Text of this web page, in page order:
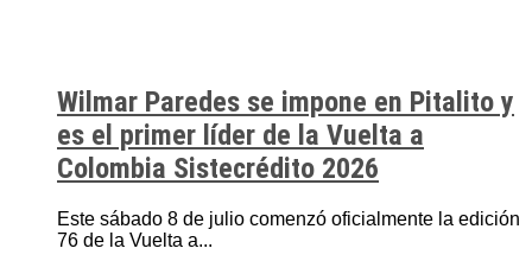
Wilmar Paredes se impone en Pitalito y
es el primer líder de la Vuelta a
Colombia Sistecrédito 2026
Este sábado 8 de julio comenzó oficialmente la edición
76 de la Vuelta a...